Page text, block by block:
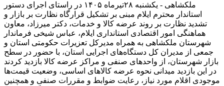
ملکشاهی - یکشنبه ۲۸تیرماه ۱۴۰۵ در راستای اجرای دستور
استاندار محترم ایلام مبنی بر تشکیل قرارگاه نظارت بر بازار و
تشدید نظارت بر روند عرضه کالا و خدمات، دکتر میرزاد، معاون
هماهنگی امور اقتصادی استانداری ایلام، عباس شیخی فرماندار
شهرستان ملکشاهی به همراه مدیرکل تعزیرات حکومتی استان و
جمعی از مدیران کل دستگاه‌های اجرایی استان، با حضور در سطح
بازار شهرستان، از واحدهای صنفی و مراکز عرضه کالا بازدید کردند
در این بازدید میدانی نحوه عرضه کالاهای اساسی، وضعیت قیمت‌ها
موجودی اقلام مورد نیاز، رعایت ضوابط و مقررات صنفی و همچنین